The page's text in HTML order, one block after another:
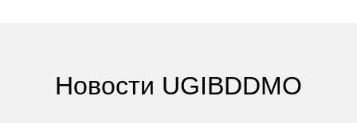
Новости UGIBDDMO